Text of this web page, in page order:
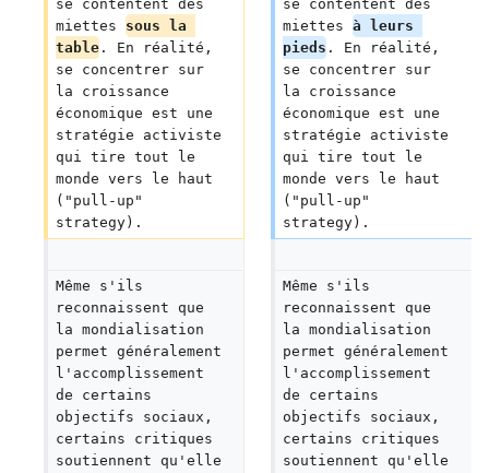
se contentent des
miettes sous la
table. En réalité,
se concentrer sur
la croissance
économique est une
stratégie activiste
qui tire tout le
monde vers le haut
("pull-up"
strategy).
se contentent des
miettes à leurs
pieds . En réalité,
se concentrer sur
la croissance
économique est une
stratégie activiste
qui tire tout le
monde vers le haut
("pull-up"
strategy).
Même s'ils
reconnaissent que
la mondialisation
permet généralement
l'accomplissement
de certains
objectifs sociaux,
certains critiques
soutiennent qu'elle
Même s'ils
reconnaissent que
la mondialisation
permet généralement
l'accomplissement
de certains
objectifs sociaux,
certains critiques
soutiennent qu'elle